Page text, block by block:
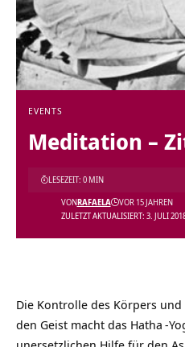
EVENTS
Meditation –
ZULETZT AKTUALISIERT: 3. JULI
VONRAFAELA VOR 15 JAHREN
LESEZEIT: 0 MIN
Die Kontrolle des Körpers
den Geist macht das Hatha -